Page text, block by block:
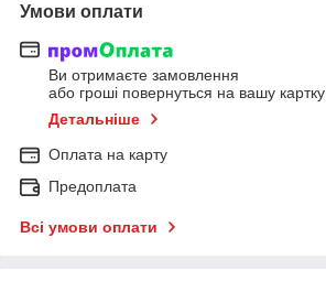
Умови оплати
Ви отримаєте замовлення
або гроші повернуться на вашу картку
Детальніше
Оплата на карту
Предоплата
Всі умови оплати